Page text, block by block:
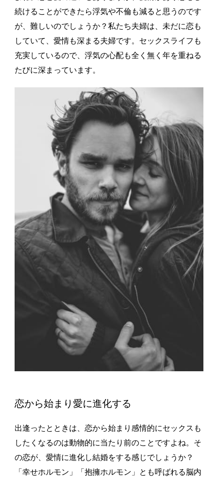
続けることができたら浮気や不倫も減ると思うのです
が、難しいのでしょうか？私たち夫婦は、未だに恋も
していて、愛情も深まる夫婦です。セックスライフも
充実しているので、浮気の心配も全く無く年を重ねる
たびに深まっています。
恋から始まり愛に進化する
出逢ったとときは、恋から始まり感情的にセックスも
したくなるのは動物的に当たり前のことですよね。そ
の恋が、愛情に進化し結婚をする感じでしょうか？
「幸せホルモン」「抱擁ホルモン」とも呼ばれる脳内